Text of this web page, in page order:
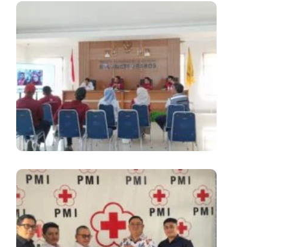
PMI Kota Sukabumi Gelar
Monitoring Dan Evaluasi Ke PMI
Kecamatan, Perkuat Tata Kelola
Organisasi Dan Akuntabilitas
Keuangan
Dukung Aksi Kemanusiaan, PT Mulia
Knitting Factory Serahkan Donasi
Barang Kepada PMI Kota Sukabumi